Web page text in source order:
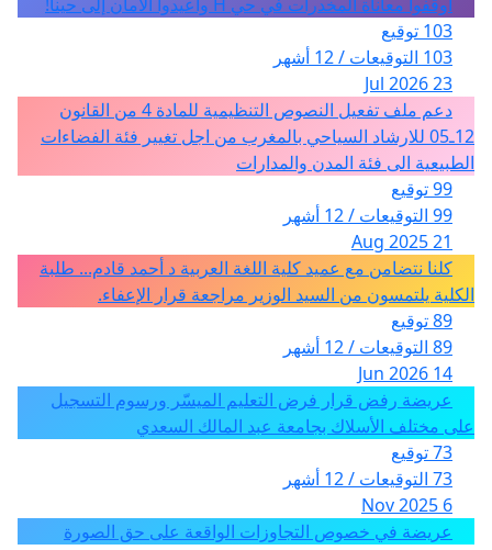
103 توقيع
103 التوقيعات / 12 أشهر
23 Jul 2026
دعم ملف تفعيل النصوص التنظيمية للمادة 4 من القانون
12ـ05 للارشاد السياحي بالمغرب من اجل تغيير فئة الفضاءات
الطبيعية الى فئة المدن والمدارات
99 توقيع
99 التوقيعات / 12 أشهر
21 Aug 2025
كلنا نتضامن مع عميد كلية اللغة العربية د أحمد قادم... طلبة
الكلية يلتمسون من السيد الوزير مراجعة قرار الإعفاء.
89 توقيع
89 التوقيعات / 12 أشهر
14 Jun 2026
عريضة رفض قرار فرض التعليم الميسّر ورسوم التسجيل
على مختلف الأسلاك بجامعة عبد المالك السعدي
73 توقيع
73 التوقيعات / 12 أشهر
6 Nov 2025
عريضة في خصوص التجاوزات الواقعة على حق الصورة